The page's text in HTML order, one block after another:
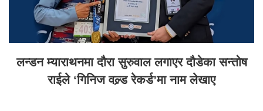
लन्डन म्याराथनमा दौरा सुरुवाल लगाएर दौडेका सन्तोष
राईले ‘गिनिज वल्र्ड रेकर्ड’मा नाम लेखाए